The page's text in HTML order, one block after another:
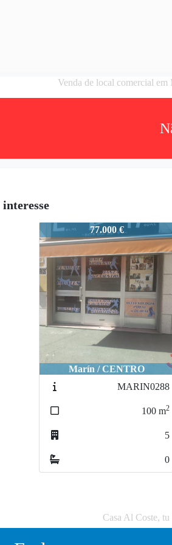
Venda de local comercial
MARIN021677.000 €
Marín / CENTRO
MARIN0288
100 m2
5
0
Casa Al Coste,